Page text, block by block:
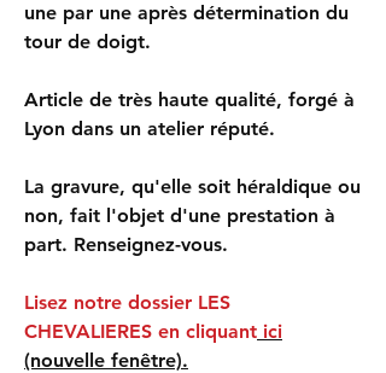
une par une après détermination du
tour de doigt.
Article de très haute qualité, forgé à
Lyon dans un atelier réputé.
La gravure, qu'elle soit héraldique ou
non, fait l'objet d'une prestation à
part. Renseignez-vous.
Lisez notre dossier LES
CHEVALIERES en cliquant ici
(nouvelle fenêtre).